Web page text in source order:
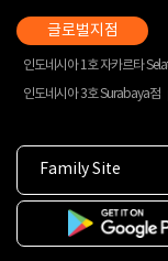
인도네시아 1호 자카르타
인도네시아 3호 Surabaya점
Family Site